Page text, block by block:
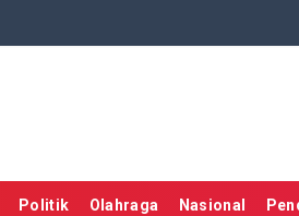
Politik Olahraga Nasional